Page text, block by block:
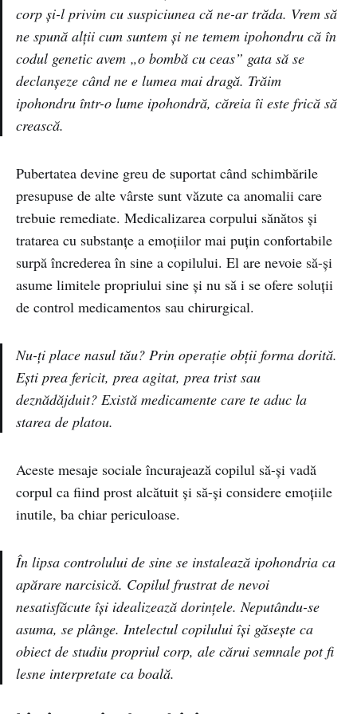
corp și-l privim cu suspiciunea că ne-ar trăda. Vrem să
ne spună alții cum suntem și ne temem ipohondru că în
codul genetic avem „o bombă cu ceas” gata să se
declanșeze când ne e lumea mai dragă. Trăim
ipohondru într-o lume ipohondră, căreia îi este frică să
crească.
Pubertatea devine greu de suportat când schimbările
presupuse de alte vârste sunt văzute ca anomalii care
trebuie remediate. Medicalizarea corpului sănătos și
tratarea cu substanțe a emoțiilor mai puțin confortabile
surpă încrederea în sine a copilului. El are nevoie să-și
asume limitele propriului sine și nu să i se ofere soluții
de control medicamentos sau chirurgical.
Nu-ți place nasul tău? Prin operație obții forma dorită.
Ești prea fericit, prea agitat, prea trist sau
deznădăjduit? Există medicamente care te aduc la
starea de platou.
Aceste mesaje sociale încurajează copilul să-și vadă
corpul ca fiind prost alcătuit și să-și considere emoțiile
inutile, ba chiar periculoase.
În lipsa controlului de sine se instalează ipohondria ca
apărare narcisică. Copilul frustrat de nevoi
nesatisfăcute își idealizează dorințele. Neputându-se
asuma, se plânge. Intelectul copilului își găsește ca
obiect de studiu propriul corp, ale cărui semnale pot fi
lesne interpretate ca boală.